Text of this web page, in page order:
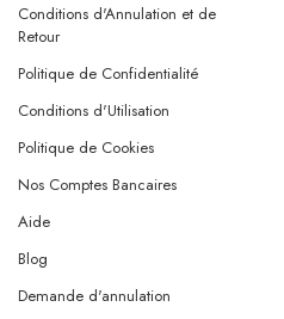
Conditions d'Annulation et de
Retour
Politique de Confidentialité
Conditions d'Utilisation
Politique de Cookies
Nos Comptes Bancaires
Aide
Blog
Demande d'annulation